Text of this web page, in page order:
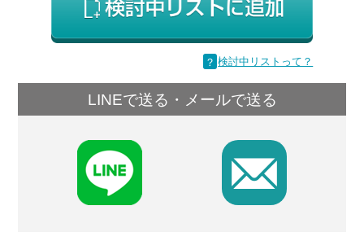
？ 検討中リストって？
LINEで送る・メールで送る
F